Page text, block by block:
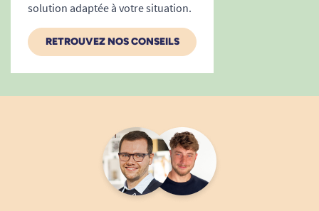
solution adaptée à votre situation.
RETROUVEZ NOS CONSEILS